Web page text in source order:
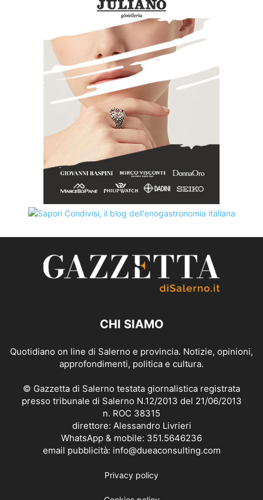
CHI SIAMO
Quotidiano on line di Salerno e provincia. Notizie, opinioni,
approfondimenti, politica e cultura.
© Gazzetta di Salerno testata giornalistica registrata
presso tribunale di Salerno N.12/2013 del 21/06/2013
n. ROC 38315
direttore: Alessandro Livrieri
WhatsApp & mobile: 351.5646236
email pubblicità: info@dueaconsulting.com
Privacy policy